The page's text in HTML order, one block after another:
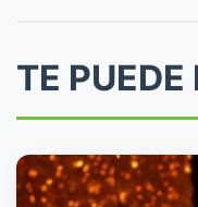
TE PUEDE